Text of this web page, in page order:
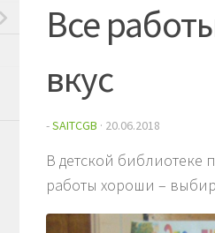
Все
вкус
-SAITCGB · 20.06.2018
В детской
работы хороши –